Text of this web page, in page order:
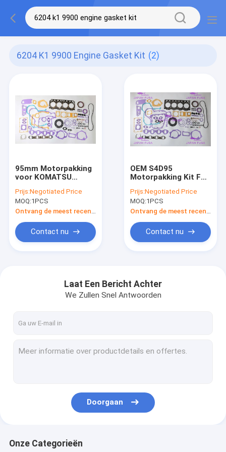
6204 K1 9900 Engine Gasket Kit (2)
95mm Motorpakking
voor KOMATSU
wordt geplaatst die
Prijs:Negotiated Price
MOQ:1PCS
Contact nu
OEM S4D95
Motorpakking Kit For
9900 IATF16949 2020
Prijs:Negotiated Price
MOQ:1PCS
Contact nu
Laat Een Bericht Achter
We Zullen Snel Antwoorden
Doorgaan
Onze Categorieën